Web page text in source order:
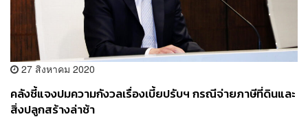
27 สิงหาคม 2020
คลังชี้แจงปมความกังวลเรื่องเบี้ยปรับฯ กรณีจ่ายภาษีที่ดินและ
สิ่งปลูกสร้างล่าช้า